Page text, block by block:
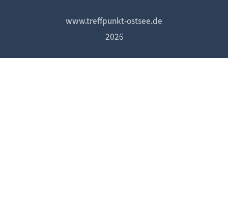
www.treffpunkt-ostsee.de
2026